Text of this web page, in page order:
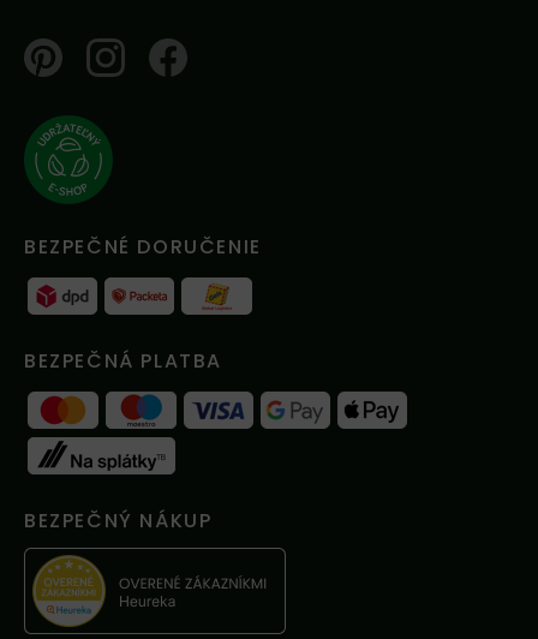
PinterestInstagramFacebook
BEZPEČNÉ DORUČENIE
BEZPEČNÁ PLATBA
BEZPEČNÝ NÁKUP